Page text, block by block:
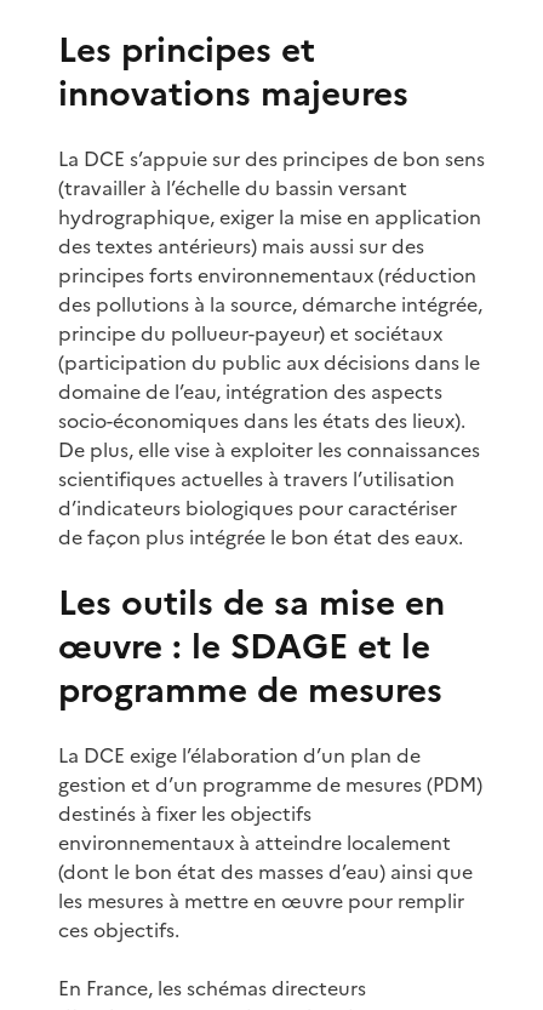
Les principes et
innovations majeures
La DCE s’appuie sur des principes de bon sens
(travailler à l’échelle du bassin versant
hydrographique, exiger la mise en application
des textes antérieurs) mais aussi sur des
principes forts environnementaux (réduction
des pollutions à la source, démarche intégrée,
principe du pollueur-payeur) et sociétaux
(participation du public aux décisions dans le
domaine de l’eau, intégration des aspects
socio-économiques dans les états des lieux).
De plus, elle vise à exploiter les connaissances
scientifiques actuelles à travers l’utilisation
d’indicateurs biologiques pour caractériser
de façon plus intégrée le bon état des eaux.
Les outils de sa mise en
œuvre : le SDAGE et le
programme de mesures
La DCE exige l’élaboration d’un plan de
gestion et d’un programme de mesures (PDM)
destinés à fixer les objectifs
environnementaux à atteindre localement
(dont le bon état des masses d’eau) ainsi que
les mesures à mettre en œuvre pour remplir
ces objectifs.
En France, les schémas directeurs